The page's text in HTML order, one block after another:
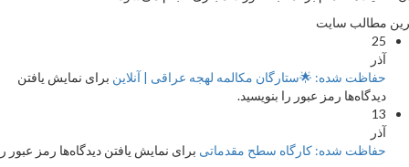
مطالب سایت
25
آذر
حفاظت شده: 🌟ستارگان مکالمه لهجه عراقی | آنلاینبرای نمایش یافتن
دیدگاه‌ها رمز عبور را بنویسید.
13
آذر
حفاظت شده: کارگاه سطح مقدماتیبرای نمایش یافتن دیدگاه‌ها رمز عبور را